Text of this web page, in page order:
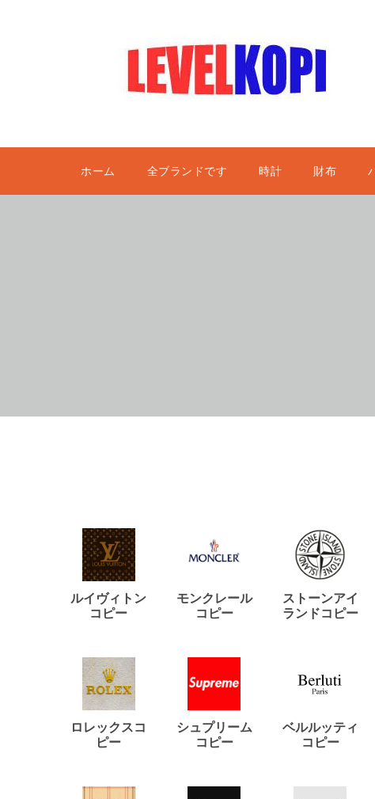
ホーム 全ブランドです 時計 財布
ルイヴィトン
コピー
モンクレール
コピー
ストーンアイ
ランドコピー
ロレックスコ
ピー
シュプリーム
コピー
ベルルッティ
コピー